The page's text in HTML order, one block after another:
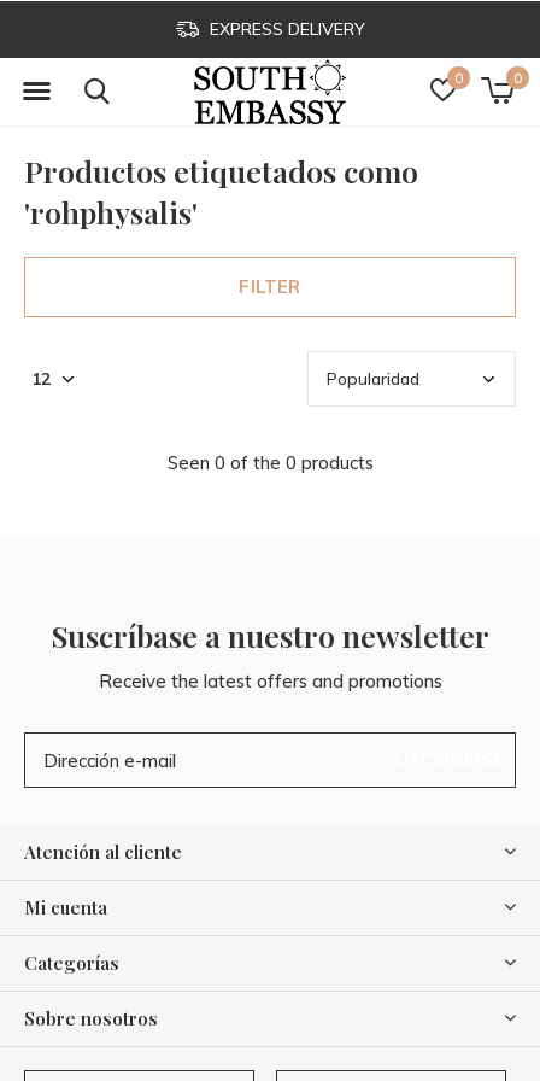
0 0
EXPRESS DELIVERY
Productos etiquetados como
'rohphysalis'
FILTER
Seen 0 of the 0 products
Suscríbase a nuestro newsletter
Receive the latest offers and promotions
Atención al cliente
Mi cuenta
Categorías
Sobre nosotros